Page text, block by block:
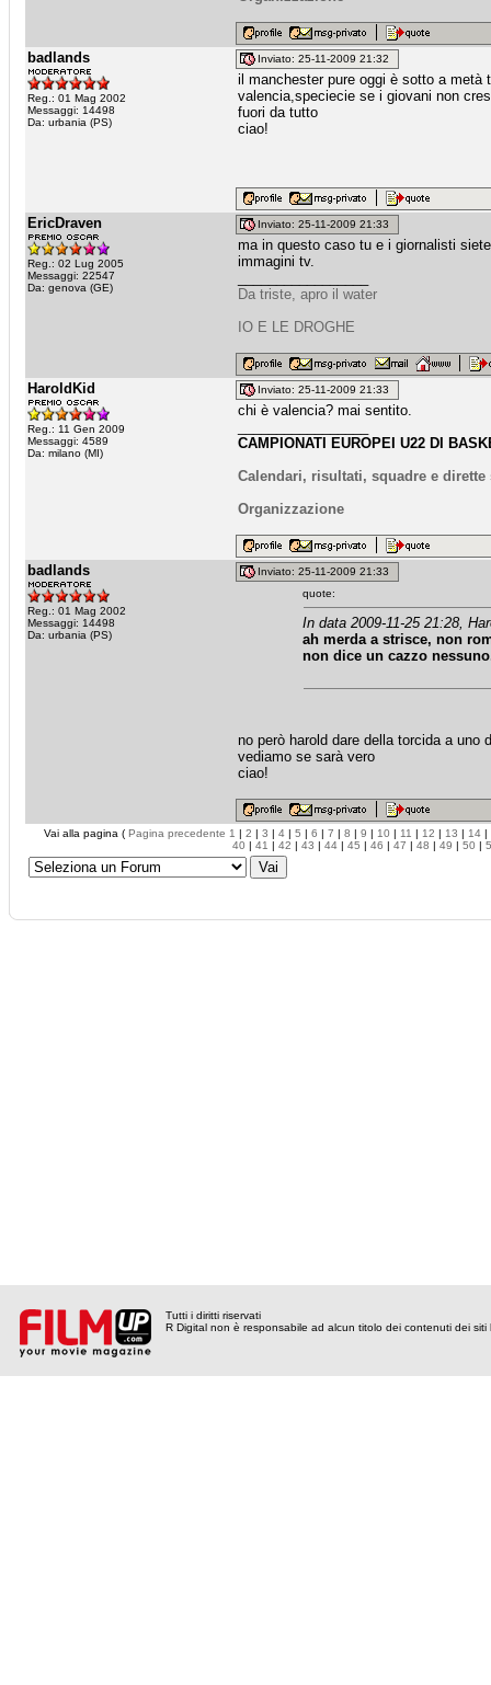
badlands
Reg.: 01 Mag 2002
Messaggi: 14498
Da: urbania (PS)
Inviato: 25-11-2009 21:32
il manchester pure oggi è sotto a metà
valencia,speciecie se i giovani non
fuori da tutto
ciao!
EricDraven
Reg.: 02 Lug 2005
Messaggi: 22547
Da: genova (GE)
Inviato: 25-11-2009 21:33
ma in questo caso tu e i giornalisti
immagini tv.
Da triste, apro il water
IO E LE DROGHE
HaroldKid
Reg.: 11 Gen 2009
Messaggi: 4589
Da: milano (MI)
Inviato: 25-11-2009 21:33
chi è valencia? mai sentito.
CAMPIONATI EUROPEI U22 DI
Calendari, risultati, squadre e dirette
Organizzazione
badlands
Reg.: 01 Mag 2002
Messaggi: 14498
Da: urbania (PS)
Inviato: 25-11-2009 21:33
quote:
In data 2009-11-25 21:28,
ah merda a strisce, non
non dice un cazzo
no però harold dare della torcida a uno
vediamo se sarà vero
ciao!
Vai alla pagina ( Pagina precedente 1 | 2 | 3 | 4 | 5 | 6 | 7 | 8 | 9 | 10 | 11 | 12 | 13 | 14 |
40 | 41 | 42 | 43 | 44 | 45 | 46 | 47 | 48 | 49 | 50 |
Tutti i diritti riservati
R Digital non è responsabile ad alcun titolo dei contenuti dei siti